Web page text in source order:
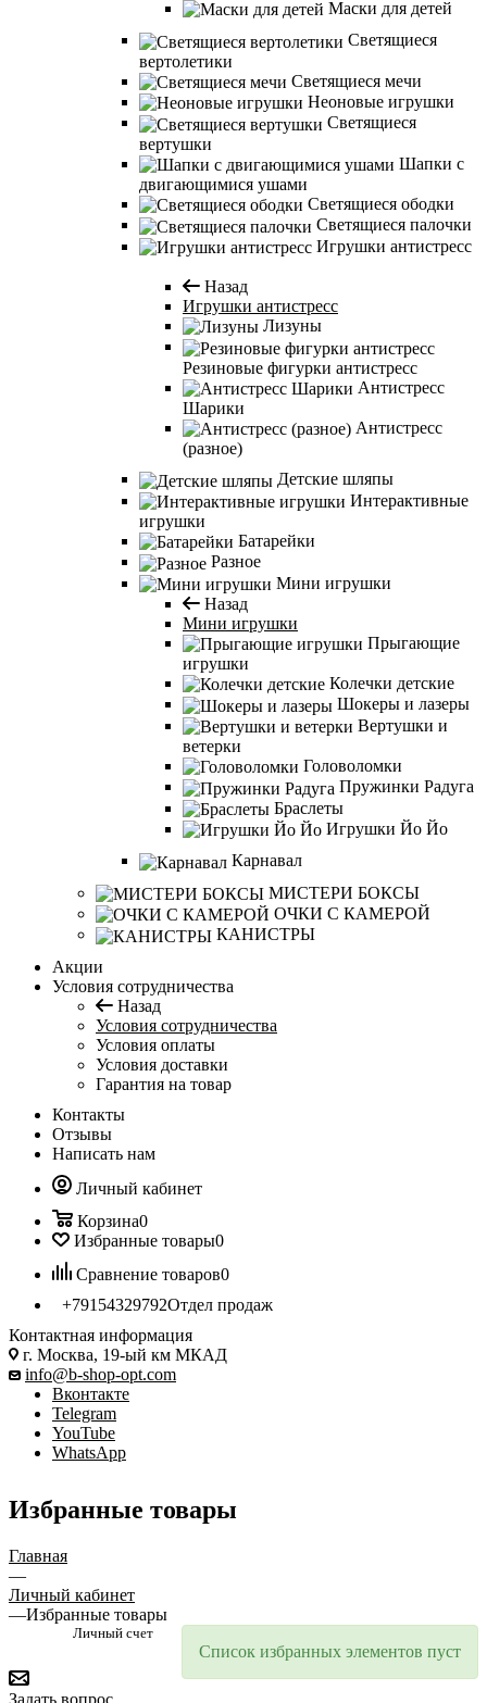
Маски для детей
Светящиеся
вертолетики
Светящиеся мечи
Неоновые игрушки
Светящиеся
вертушки
Шапки с
двигающимися ушами
Светящиеся ободки
Светящиеся палочки
Игрушки антистресс
Назад
Игрушки антистресс
Лизуны
Резиновые фигурки антистресс
Антистресс
Шарики
Антистресс
(разное)
Детские шляпы
Интерактивные
игрушки
Батарейки
Разное
Мини игрушки
Назад
Мини игрушки
Прыгающие
игрушки
Колечки детские
Шокеры и лазеры
Вертушки и
ветерки
Головоломки
Пружинки Радуга
Браслеты
Игрушки Йо Йо
Карнавал
МИСТЕРИ БОКСЫ
ОЧКИ С КАМЕРОЙ
КАНИСТРЫ
Акции
Условия сотрудничества
Назад
Условия сотрудничества
Условия оплаты
Условия доставки
Гарантия на товар
Контакты
Отзывы
Написать нам
Личный кабинет
Корзина0
Избранные товары0
Сравнение товаров0
+79154329792Отдел продаж
Контактная информация
г. Москва, 19-ый км МКАД
info@b-shop-opt.com
Вконтакте
Telegram
YouTube
WhatsApp
Избранные товары
Главная
—
Личный кабинет
—Избранные товары
Список избранных элементов пуст
Личный счет
Задать вопрос